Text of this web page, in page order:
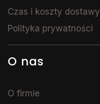
Czas i koszty dostawy
Polityka prywatności
O nas
O firmie